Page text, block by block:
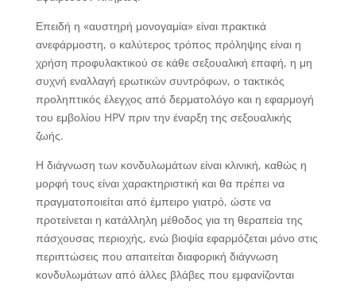
Επειδή η «αυστηρή μονογαμία» είναι πρακτικά
ανεφάρμοστη, ο καλύτερος τρόπος πρόληψης είναι η
χρήση προφυλακτικού σε κάθε σεξουαλική επαφή, η μη
συχνή εναλλαγή ερωτικών συντρόφων, ο τακτικός
προληπτικός έλεγχος από δερματολόγο και η εφαρμογή
του εμβολίου HPV πριν την έναρξη της σεξουαλικής
ζωής.
Η διάγνωση των κονδυλωμάτων είναι κλινική, καθώς η
μορφή τους είναι χαρακτηριστική και θα πρέπει να
πραγματοποιείται από έμπειρο γιατρό, ώστε να
προτείνεται η κατάλληλη μέθοδος για τη θεραπεία της
πάσχουσας περιοχής, ενώ βιοψία εφαρμόζεται μόνο στις
περιπτώσεις που απαιτείται διαφορική διάγνωση
κονδυλωμάτων από άλλες βλάβες που εμφανίζονται